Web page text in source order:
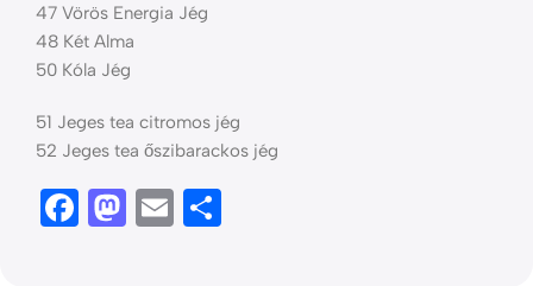
47 Vörös Energia Jég
48 Két Alma
50 Kóla Jég
51 Jeges tea citromos jég
52 Jeges tea őszibarackos jég
Facebook
Mastodon
Email